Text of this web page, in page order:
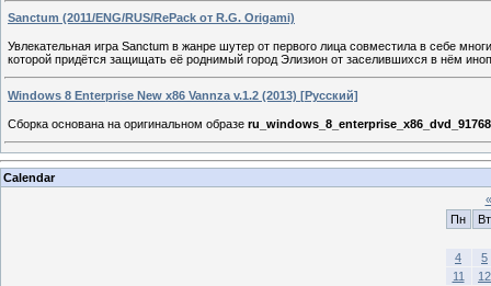
Sanctum (2011/ENG/RUS/RePack от R.G. Origami)
Увлекательная игра Sanctum в жанре шутер от первого лица совместила в себе
которой придётся защищать её роднимый город Элизион от заселившихся в нём
Windows 8 Enterprise New x86 Vannza v.1.2 (2013) [Русский]
Сборка основана на оригинальном образе
Calendar
«
Пн
Вт
4
5
11
12